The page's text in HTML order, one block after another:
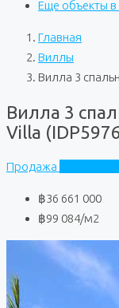
Еще объекты
Главная
Виллы
Вилла 3
Вилла 3
Villa
Продажа
฿36 661 000
฿99 084/м2